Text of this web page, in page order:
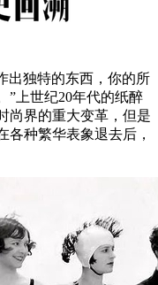
独特的东西，你的所
”上世纪20年代的纸醉
尚界的重大变革，但是
各种繁华表象退去后，